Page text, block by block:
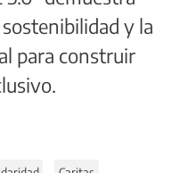
y la
para construir